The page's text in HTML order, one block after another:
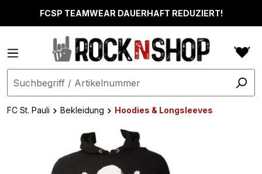
springenFCSP TEAMWEAR DAUERHAFT REDUZIERT!
FC St. Pauli Bekleidung
Hoodies & Longsleeves